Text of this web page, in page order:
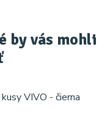
by vás mohli